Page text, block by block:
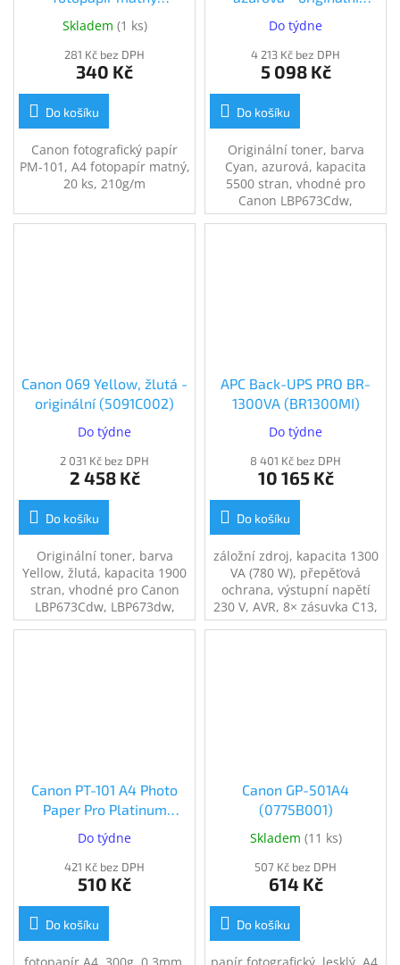
Skladem (1 ks)
281 Kč bez DPH
340 Kč
Do košíku
Canon fotografický papír
PM-101, A4 fotopapír matný,
20 ks, 210g/m
Do týdne
4 213 Kč bez DPH
5 098 Kč
Do košíku
Originální toner, barva
Cyan, azurová, kapacita
5500 stran, vhodné pro
Canon LBP673Cdw,
LBP673dw, MF752Cdw,
Canon 069 Yellow, žlutá -
originální (5091C002)
Do týdne
2 031 Kč bez DPH
2 458 Kč
Do košíku
Originální toner, barva
Yellow, žlutá, kapacita 1900
stran, vhodné pro Canon
LBP673Cdw, LBP673dw,
MF752Cdw, MF754Cdw
APC Back-UPS PRO BR-
1300VA (BR1300MI)
Do týdne
8 401 Kč bez DPH
10 165 Kč
Do košíku
záložní zdroj, kapacita 1300
VA (780 W), přepěťová
ochrana, výstupní napětí
230 V, AVR, 8× zásuvka C13,
zajistí napájení při výpadku
Canon PT-101 A4 Photo
Paper Pro Platinum
20sheets 300g/m2
(2768B016)
Do týdne
421 Kč bez DPH
510 Kč
Do košíku
Canon GP-501A4
(0775B001)
Skladem (11 ks)
507 Kč bez DPH
614 Kč
Do košíku